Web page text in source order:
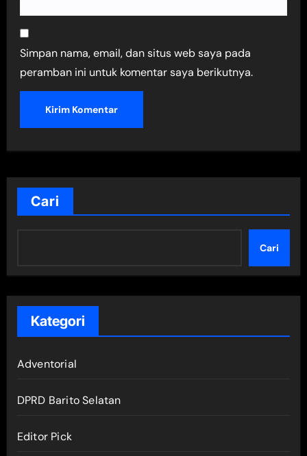
Simpan nama, email, dan situs web saya pada
peramban ini untuk komentar saya berikutnya.
Cari
Cari
Kategori
Adventorial
DPRD Barito Selatan
Editor Pick